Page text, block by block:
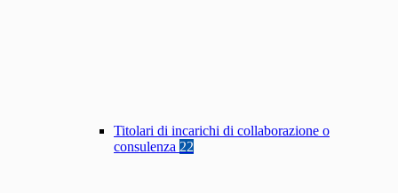
Titolari di incarichi di collaborazione o
consulenza 22